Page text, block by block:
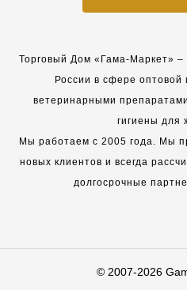
Торговый Дом «Гама-Маркет»
России в сфере оптовой
ветеринарными
гигиены для
Мы работаем с 2005 года. Мы
новых клиентов и всегда
долгосрочные
© 2007-2026